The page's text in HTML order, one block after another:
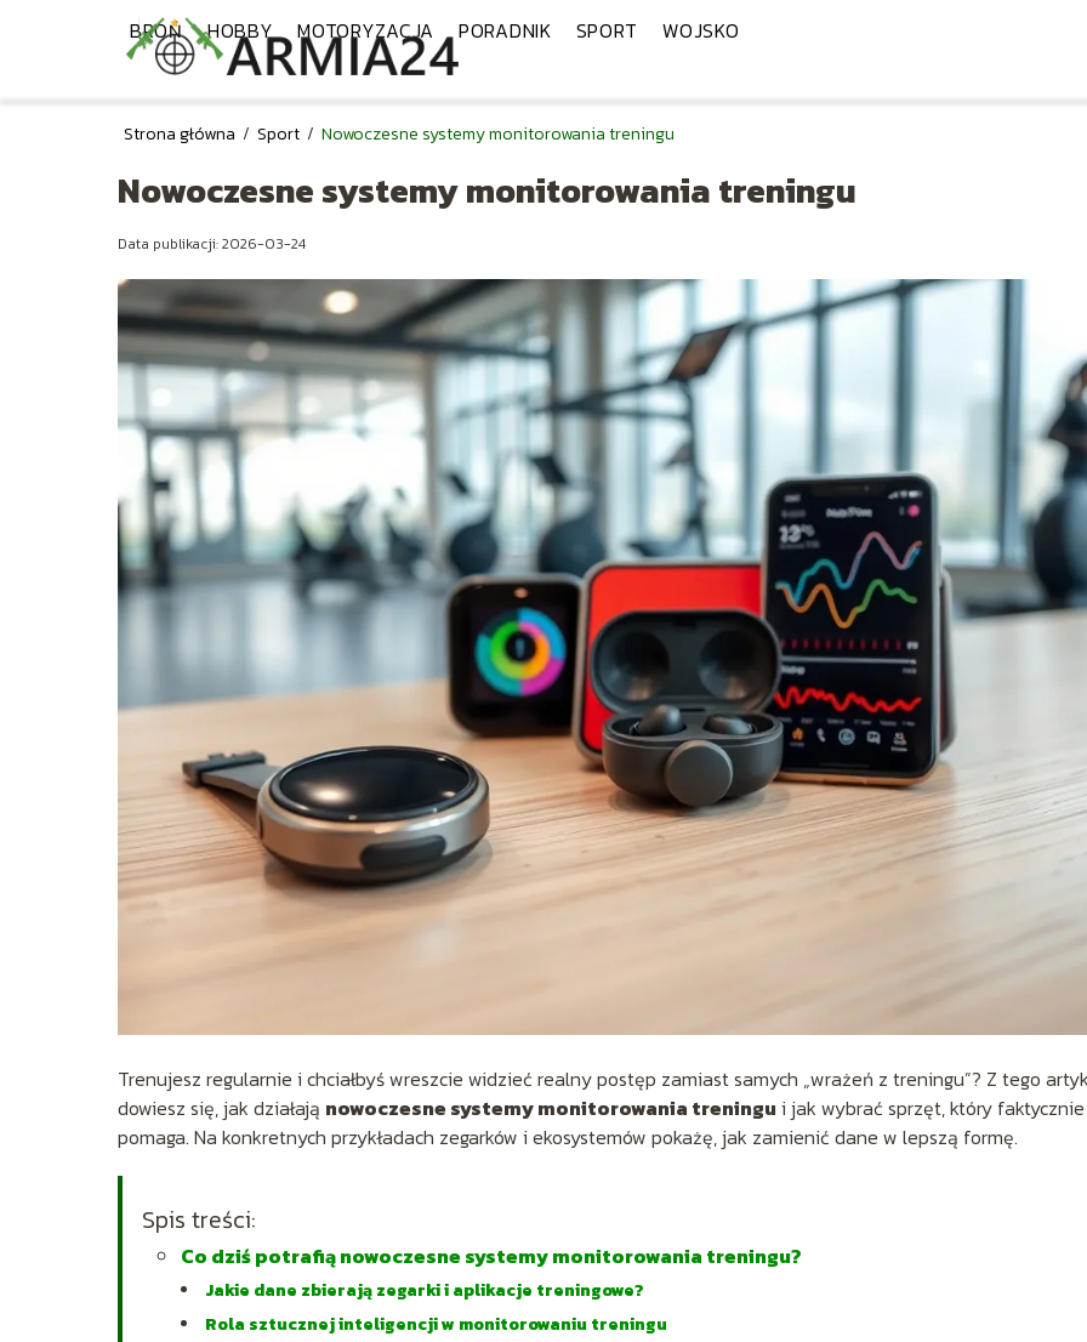
BROŃ HOBBY MOTORYZACJA PORADNIK SPORT WOJSKO
Strona główna / Sport / Nowoczesne systemy monitorowania treningu
Nowoczesne systemy monitorowania treningu
Data publikacji: 2026-03-24
Trenujesz regularnie i chciałbyś wreszcie widzieć realny postęp zamiast samych „wrażeń z treningu”? Z tego
dowiesz się, jak działają nowoczesne systemy monitorowania treningu i jak wybrać sprzęt, który faktycznie
pomaga. Na konkretnych przykładach zegarków i ekosystemów pokażę, jak zamienić dane w lepszą formę.
Spis treści:
Co dziś potrafią nowoczesne systemy monitorowania treningu?
Jakie dane zbierają zegarki i aplikacje treningowe?
Rola sztucznej inteligencji w monitorowaniu treningu